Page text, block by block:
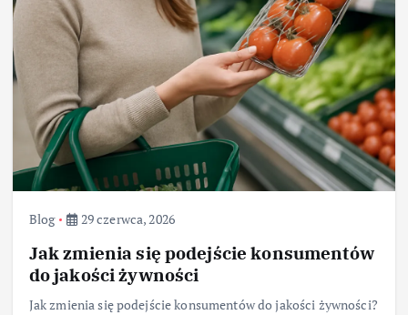
Blog 29 czerwca, 2026
Jak zmienia się podejście konsumentów
do jakości żywności
Jak zmienia się podejście konsumentów do jakości żywności?